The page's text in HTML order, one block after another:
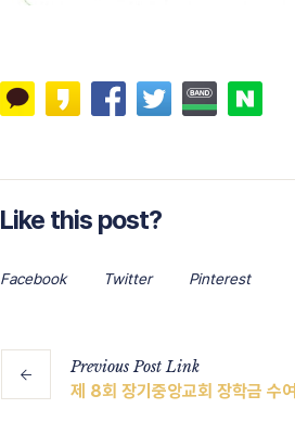
Like this post?
Facebook Twitter Pinterest
PreviousPostLink
제 8회 장기중앙교회 장학금 수여